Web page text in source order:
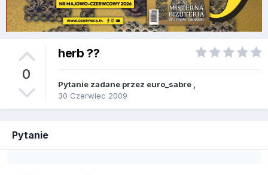
0
herb ??
Pytanie zadane przez euro_sabre
30 Czerwiec 2009
Pytanie